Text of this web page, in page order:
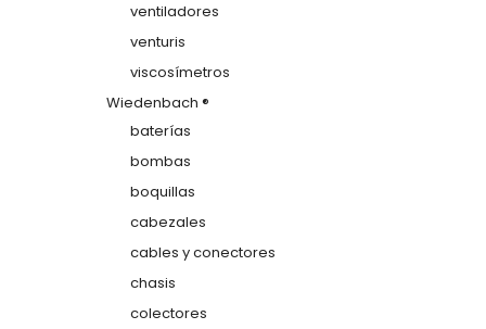
ventiladores
venturis
viscosímetros
Wiedenbach ®
baterías
bombas
boquillas
cabezales
cables y conectores
chasis
colectores